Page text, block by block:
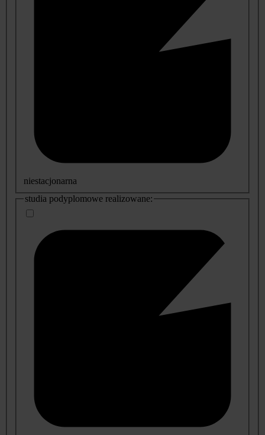
niestacjonarna
studia podyplomowe realizowane: